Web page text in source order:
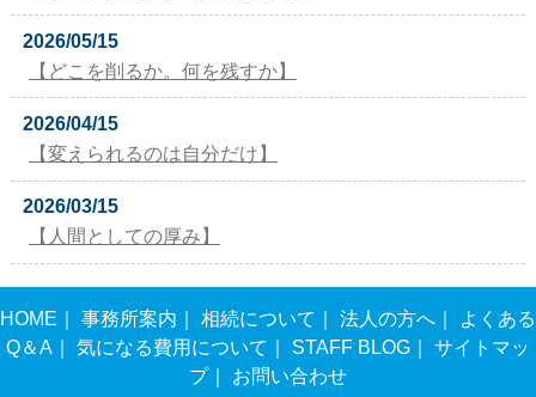
2026/05/15
【どこを削るか。何を残すか】
2026/04/15
【変えられるのは自分だけ】
2026/03/15
【人間としての厚み】
HOME 事務所案内 相続について 法人の方へ
よくある
Q＆A
気になる費用について STAFF BLOG
サイトマッ
プ｜ お問い合わせ